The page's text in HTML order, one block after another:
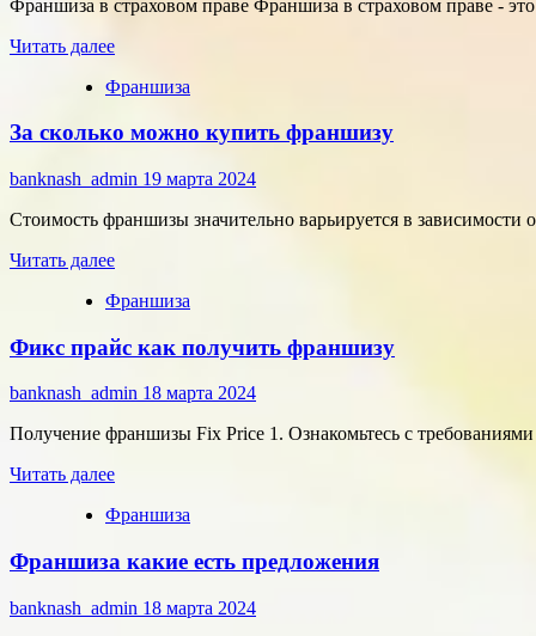
Франшиза в страховом праве Франшиза в страховом праве -
Читать далееПрочитать
о
такое
страховое
Франшиза
За сколько можно купить франшизу
banknash_admin 19 марта 2024
Стоимость франшизы значительно варьируется в
Читать далееПрочитать
о
сколько
купить
франшизу
Франшиза
Фикс прайс как получить франшизу
banknash_admin 18 марта 2024
Получение франшизы Fix Price 1. Ознакомьтесь с
Читать далееПрочитать
о
прайс
получить
франшизу
Франшиза
Франшиза какие есть предложения
banknash_admin 18 марта 2024